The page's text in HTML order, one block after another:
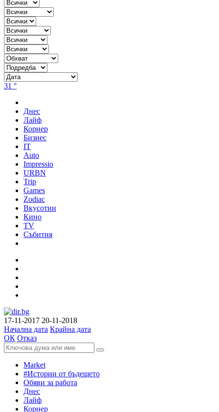
31 °
Днес
Лайф
Корнер
Бизнес
IT
Auto
Impressio
URBN
Trip
Games
Zodiac
Вкусотии
Кино
TV
Събития
17-11-2017 20-11-2018
Начална дата Крайна дата
ОК Отказ
Market
#Истории от бъдещето
Обяви за работа
Днес
Лайф
Корнер